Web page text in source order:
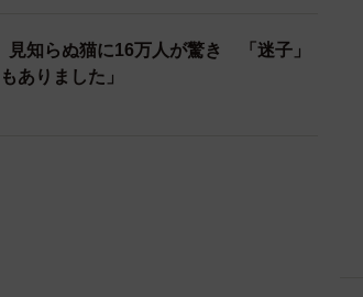
見知らぬ猫に16万人が驚き 「迷子」
ありました」